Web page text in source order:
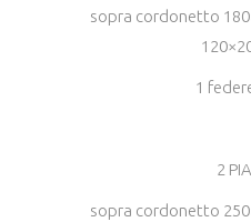
sopra cordonetto
1
2
sopra cordonetto